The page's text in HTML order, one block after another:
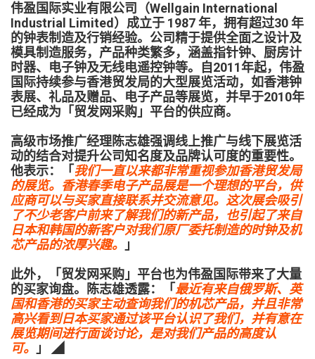
伟盈国际实业有限公司（Wellgain International
Industrial Limited）成立于 1987 年，拥有超过30 年
的钟表制造及行销经验。公司精于提供全面之设计及
模具制造服务，产品种类繁多，涵盖指针钟、厨房计
时器、电子钟及无线电遥控钟等。自2011年起，伟盈
国际持续参与香港贸发局的大型展览活动，如香港钟
表展、礼品及赠品、电子产品等展览，并早于2010年
已经成为「贸发网采购」平台的供应商。
高级市场推广经理陈志雄强调线上推广与线下展览活
动的结合对提升公司知名度及品牌认可度的重要性。
他表示：「 我们一直以来都非常重视参加香港贸发局
的展览。香港春季电子产品展是一个理想的平台，供
应商可以与买家直接联系并交流意见。这次展会吸引
了不少老客户前来了解我们的新产品，也引起了来自
日本和韩国的新客户对我们原厂委托制造的时钟及机
芯产品的浓厚兴趣。
」
此外，「贸发网采购」平台也为伟盈国际带来了大量
的买家询盘。陈志雄透露：「 最近有来自俄罗斯、英
国和香港的买家主动查询我们的机芯产品，并且非常
高兴看到日本买家通过该平台认识了我们，并有意在
展览期间进行面谈讨论，是对我们产品的高度认
可。
」 ◢